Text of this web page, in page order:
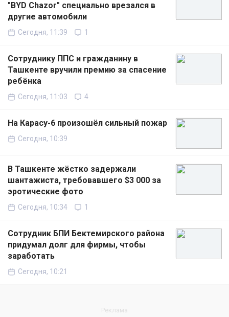
"BYD Chazor" специально врезался в
другие автомобили
Сегодня, 11:39 1
Сотруднику ППС и гражданину в
Ташкенте вручили премию за спасение
ребёнка
Сегодня, 11:03 4
На Карасу-6 произошёл сильный пожар
Сегодня, 10:39
В Ташкенте жёстко задержали
шантажиста, требовавшего $3 000 за
эротические фото
Сегодня, 10:34 1
Сотрудник БПИ Бектемирского района
придумал долг для фирмы, чтобы
заработать
Сегодня, 10:21